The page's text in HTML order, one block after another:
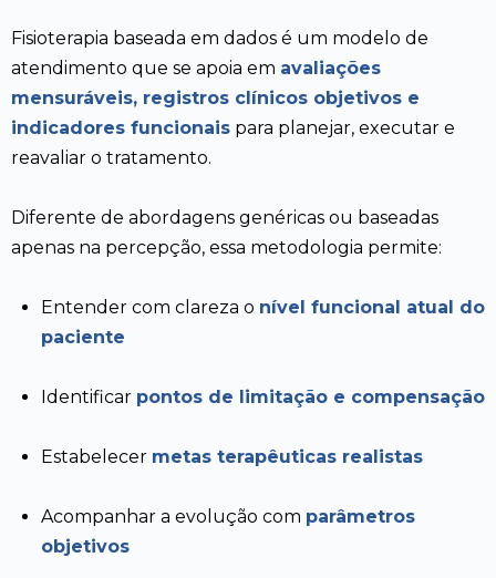
Fisioterapia baseada em dados é um modelo de
atendimento que se apoia em avaliações
mensuráveis, registros clínicos objetivos e
indicadores funcionais para planejar, executar e
reavaliar o tratamento.
Diferente de abordagens genéricas ou baseadas
apenas na percepção, essa metodologia permite:
Entender com clareza o nível funcional atual do
paciente
Identificar pontos de limitação e compensação
Estabelecer metas terapêuticas realistas
Acompanhar a evolução com parâmetros
objetivos